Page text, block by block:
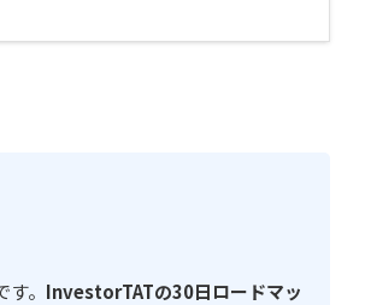
。 InvestorTATの30日ロードマッ